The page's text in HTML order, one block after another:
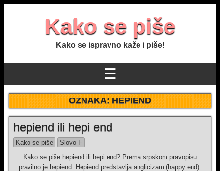
Kako se piše
Kako se ispravno kaže i piše!
☰
OZNAKA:HEPIEND
hepiend ili hepi end
Kako se piše
Slovo H
Kako se piše hepiend ili hepi end? Prema srpskom pravopisu
pravilno je hepiend. Hepiend predstavlja anglicizam (happy end).